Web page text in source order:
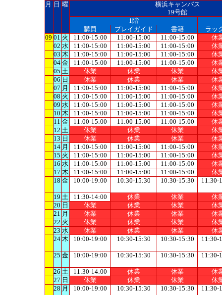
月
日 曜
横浜キャンパス
19号館
1階
購買
プレイガイド 書籍
ラッ
09 01 火 11:00-15:00 11:00-15:00 11:00-15:00
休
02 水 11:00-15:00 11:00-15:00 11:00-15:00
休
03 木 11:00-15:00 11:00-15:00 11:00-15:00
休
04 金 11:00-15:00 11:00-15:00 11:00-15:00
休
05 土 休業 休業 休業
休
06 日 休業 休業 休業
休
07 月 11:00-15:00 11:00-15:00 11:00-15:00
休
08 火 11:00-15:00 11:00-15:00 11:00-15:00
休
09 水 11:00-15:00 11:00-15:00 11:00-15:00
休
10 木 11:00-15:00 11:00-15:00 11:00-15:00
休
11 金 11:00-15:00 11:00-15:00 11:00-15:00
休
12 土 休業 休業 休業
休
13 日 休業 休業 休業
休
14 月 11:00-15:00 11:00-15:00 11:00-15:00
休
15 火 11:00-15:00 11:00-15:00 11:00-15:00
休
16 水 11:00-15:00 11:00-15:00 11:00-15:00
休
17 木 11:00-15:00 11:00-15:00 11:00-15:00
休
18 金 10:00-19:00 10:30-15:30 10:30-15:30 11:30-
19 土 11:30-14:00 休業 休業
休
20 日 休業 休業 休業
休
21 月 休業 休業 休業
休
22 火 休業 休業 休業
休
23 水 休業 休業 休業
休
24 木 10:00-19:00 10:30-15:30 10:30-15:30 11:30-
25 金 10:00-19:00 10:30-15:30 10:30-15:30 11:30-
26 土 11:30-14:00 休業 休業
休
27 日 休業 休業 休業
休
28 月 10:00-19:00 10:30-15:30 10:30-15:30 11:30-